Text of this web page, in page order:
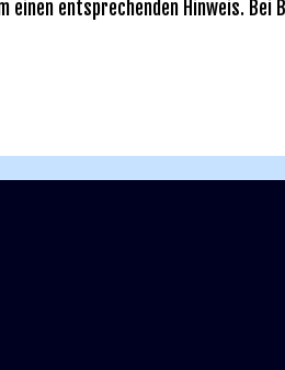
entsprechenden Hinweis. Bei